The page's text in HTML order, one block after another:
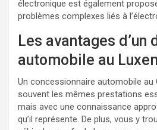
électronique est également
problèmes complexes liés à
Les avantages
automobile au
Un concessionnaire automobile au
souvent les mêmes prestations
mais avec une connaissance
qu’il représente. De plus, vous y